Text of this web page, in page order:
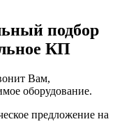
подбор
КП
Вам,
оборудование.
предложение на